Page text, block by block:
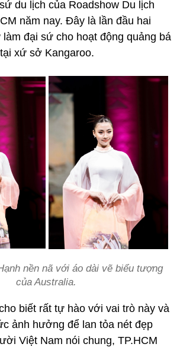
du lịch của Roadshow Du lịch
năm nay. Đây là lần đầu hai
làm đại sứ cho hoạt động quảng bá
xứ sở Kangaroo.
nền nã với áo dài vẽ biểu tượng
của Australia.
biết rất tự hào với vai trò này và
ảnh hưởng để lan tỏa nét đẹp
Việt Nam nói chung, TP.HCM